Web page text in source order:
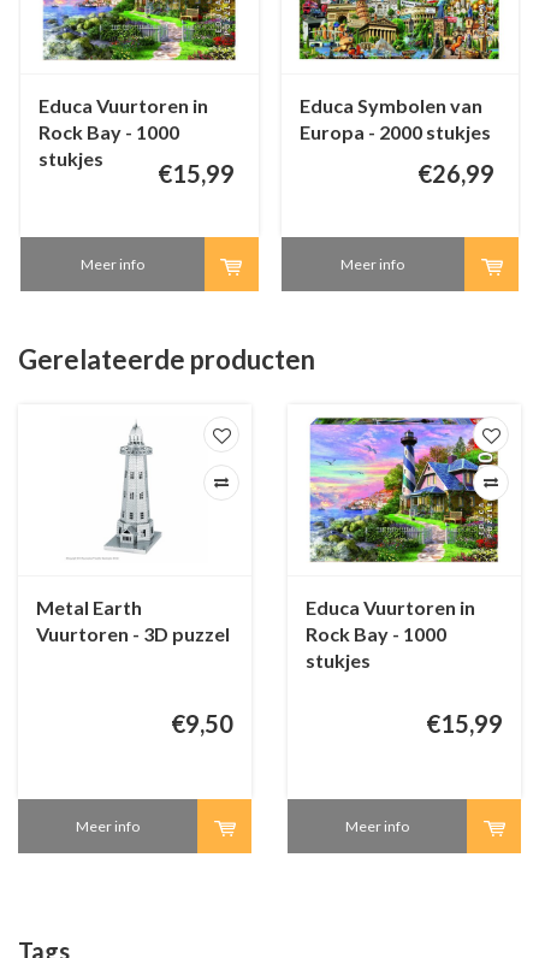
Educa Vuurtoren in
Rock Bay - 1000
stukjes
€15,99
Meer info
Educa Symbolen van
Europa - 2000 stukjes
€26,99
Meer info
Gerelateerde producten
Metal Earth
Vuurtoren - 3D puzzel
€9,50
Meer info
Educa Vuurtoren in
Rock Bay - 1000
stukjes
€15,99
Meer info
Tags